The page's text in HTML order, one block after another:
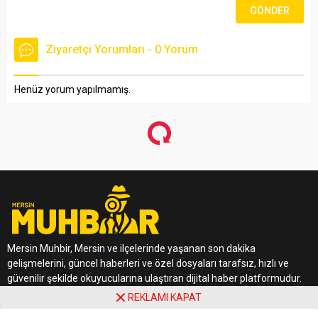
Ziyaretçi Yorumları - 0 Yorum
Henüz yorum yapılmamış.
Mersin Muhbir, Mersin ve ilçelerinde yaşanan son dakika
gelişmelerini, güncel haberleri ve özel dosyaları tarafsız, hızlı ve
güvenilir şekilde okuyucularına ulaştıran dijital haber platformudur.
REKLAMI KAPAT